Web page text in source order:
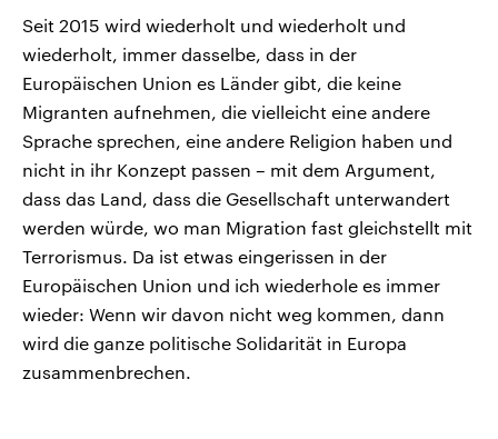
Seit 2015 wird wiederholt und wiederholt und
wiederholt, immer dasselbe, dass in der
Europäischen Union es Länder gibt, die keine
Migranten aufnehmen, die vielleicht eine andere
Sprache sprechen, eine andere Religion haben und
nicht in ihr Konzept passen – mit dem Argument,
dass das Land, dass die Gesellschaft unterwandert
werden würde, wo man Migration fast gleichstellt mit
Terrorismus. Da ist etwas eingerissen in der
Europäischen Union und ich wiederhole es immer
wieder: Wenn wir davon nicht weg kommen, dann
wird die ganze politische Solidarität in Europa
zusammenbrechen.